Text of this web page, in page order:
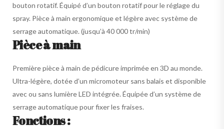
bouton rotatif. Équipé d’un bouton rotatif pour le réglage du
spray. Pièce à main ergonomique et légère avec système de
serrage automatique. (jusqu’à 40 000 tr/min)
Pièce à main
Première pièce à main de pédicure imprimée en 3D au monde.
Ultra-légère, dotée d’un micromoteur sans balais et disponible
avec ou sans lumière LED intégrée. Équipée d’un système de
serrage automatique pour fixer les fraises.
Fonctions :